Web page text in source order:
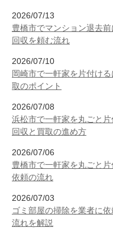
2026/07/13
豊橋市でマンション退去
回収を頼む流れ
2026/07/10
岡崎市で一軒家を片付け
取のポイント
2026/07/08
浜松市で一軒家を丸ごと
回収と買取の進め方
2026/07/06
豊橋市で一軒家を丸ごと
依頼の流れ
2026/07/03
ゴミ部屋の掃除を業者に
流れを解説